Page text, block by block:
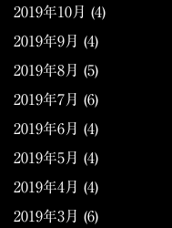
2019年10月 (4)
2019年9月 (4)
2019年8月 (5)
2019年7月 (6)
2019年6月 (4)
2019年5月 (4)
2019年4月 (4)
2019年3月 (6)